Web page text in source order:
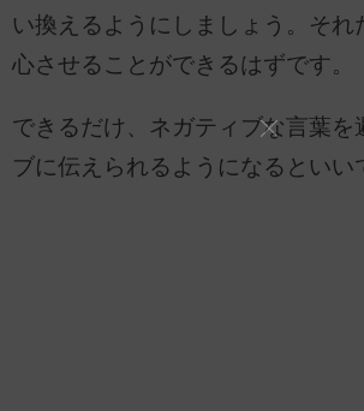
い換えるようにしましょう。それ
心させることができるはずです。
できるだけ、ネガティブな言葉を
ブに伝えられるようになるといい